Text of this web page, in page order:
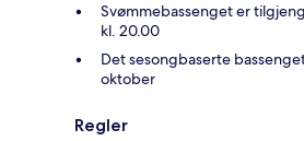
Svømmebassenget er
kl. 20.00
Det sesongbaserte
oktober
Regler